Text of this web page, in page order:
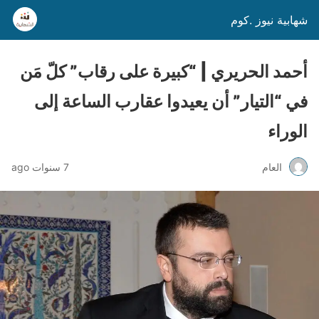
شهابية نيوز .كوم
أحمد الحريري | “كبيرة على رقاب” كلّ مَن
في “التيار” أن يعيدوا عقارب الساعة إلى
الوراء
العام 7 سنوات ago